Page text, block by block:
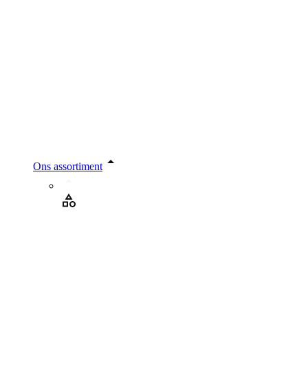
Ons assortiment